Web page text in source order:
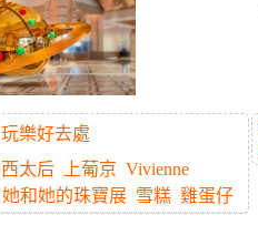
玩樂好去處
西太后 上葡京 Vivienne
她和她的珠寶展 雪糕 雞蛋仔